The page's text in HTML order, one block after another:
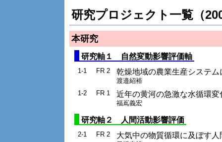
研究プロジェクト一覧（
本研究
研究軸１ 自然変動影響評価軸
1-1 FR 2 乾燥地域の農業生産システ
渡邉紹裕
1-2
FR 1 近年の黄河の急激な水循環
福嶌義宏
研究軸２ 人間活動影響評価
2-1 FR 2 大気中の物質循環に及ぼす